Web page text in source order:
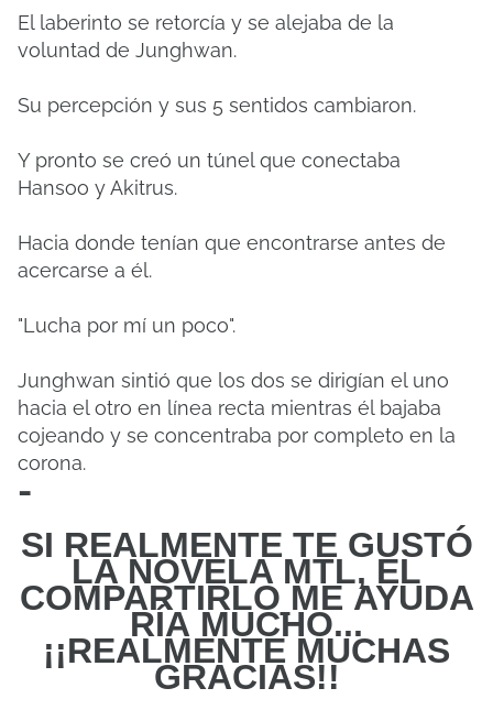
El laberinto se retorcía y se alejaba de la
voluntad de Junghwan.
Su percepción y sus 5 sentidos cambiaron.
Y pronto se creó un túnel que conectaba
Hansoo y Akitrus.
Hacia donde tenían que encontrarse antes de
acercarse a él.
"Lucha por mí un poco".
Junghwan sintió que los dos se dirigían el uno
hacia el otro en línea recta mientras él bajaba
cojeando y se concentraba por completo en la
corona.
-
SI REALMENTE TE GUSTÓ
LA NOVELA MTL, EL
COMPARTIRLO ME AYUDA
RÍA MUCHO...
¡¡REALMENTE MUCHAS
GRACIAS!!